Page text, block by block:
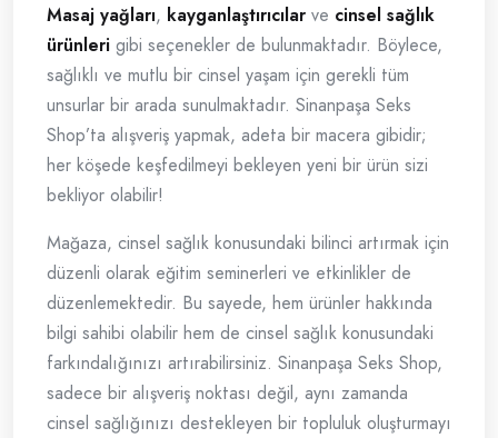
Masaj yağları, kayganlaştırıcılar ve cinsel sağlık
ürünleri gibi seçenekler de bulunmaktadır. Böylece,
sağlıklı ve mutlu bir cinsel yaşam için gerekli tüm
unsurlar bir arada sunulmaktadır. Sinanpaşa Seks
Shop’ta alışveriş yapmak, adeta bir macera gibidir;
her köşede keşfedilmeyi bekleyen yeni bir ürün sizi
bekliyor olabilir!
Mağaza, cinsel sağlık konusundaki bilinci artırmak için
düzenli olarak eğitim seminerleri ve etkinlikler de
düzenlemektedir. Bu sayede, hem ürünler hakkında
bilgi sahibi olabilir hem de cinsel sağlık konusundaki
farkındalığınızı artırabilirsiniz. Sinanpaşa Seks Shop,
sadece bir alışveriş noktası değil, aynı zamanda
cinsel sağlığınızı destekleyen bir topluluk oluşturmayı